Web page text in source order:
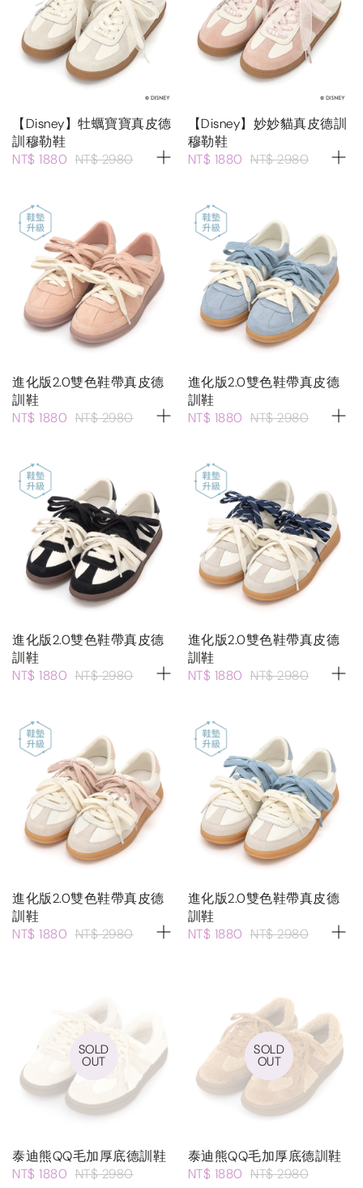
【Disney】牡蠣寶寶真皮德
訓穆勒鞋
NT$ 1880 NT$ 2980
【Disney】妙妙貓真皮德訓
穆勒鞋
NT$ 1880 NT$ 2980
進化版2.0雙色鞋帶真皮德
訓鞋
NT$ 1880 NT$ 2980
進化版2.0雙色鞋帶真皮德
訓鞋
NT$ 1880 NT$ 2980
進化版2.0雙色鞋帶真皮德
訓鞋
NT$ 1880 NT$ 2980
進化版2.0雙色鞋帶真皮德
訓鞋
NT$ 1880 NT$ 2980
進化版2.0雙色鞋帶真皮德
訓鞋
NT$ 1880 NT$ 2980
進化版2.0雙色鞋帶真皮德
訓鞋
NT$ 1880 NT$ 2980
SOLD
OUT
泰迪熊QQ毛加厚底德訓鞋
NT$ 1880 NT$ 2980
SOLD
OUT
泰迪熊QQ毛加厚底德訓鞋
NT$ 1880 NT$ 2980